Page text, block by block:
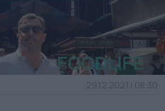
29.12.2021 | 08:30